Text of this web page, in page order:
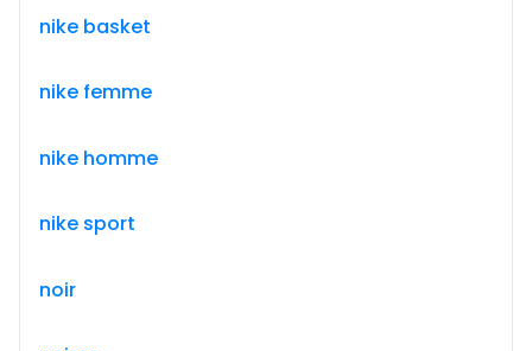
nike basket
nike femme
nike homme
nike sport
noir